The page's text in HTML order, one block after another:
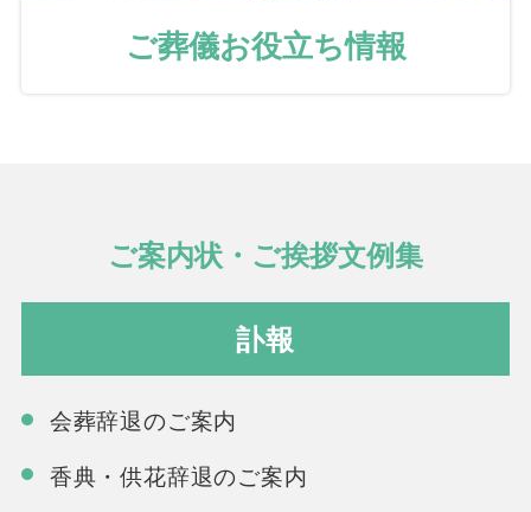
ご葬儀お役立ち情報
ご案内状・ご挨拶文例集
訃報
会葬辞退のご案内
香典・供花辞退のご案内